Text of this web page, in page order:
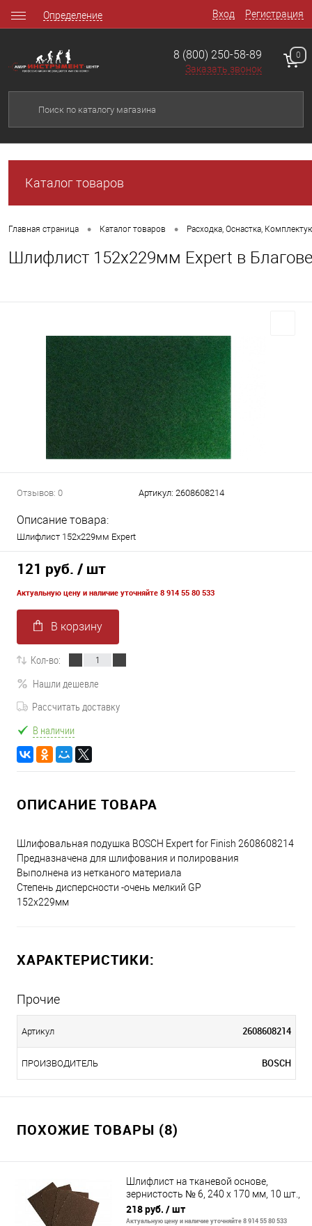
Вход Регистрация
Определение
8 (800) 250-58-89
Заказать звонок
0
Каталог товаров
Главная страница • Каталог товаров • Расходка, Оснастка,
Шлифлист 152х229мм Expert в
Отзывов: 0 Артикул: 2608608214
Описание товара:
Шлифлист 152х229мм Expert
121 руб. / шт
Актуальную цену и наличие уточняйте 8 914 55 80 533
В корзину
Кол-во:
Нашли дешевле
Рассчитать доставку
В наличии
ОПИСАНИЕ ТОВАРА
Шлифовальная подушка BOSCH Expert for Finish 2608608214
Предназначена для шлифования и полирования
Выполнена из нетканого материала
Степень дисперсности -очень мелкий GP
152х229мм
ХАРАКТЕРИСТИКИ:
Прочие
Артикул 2608608214
ПРОИЗВОДИТЕЛЬ BOSCH
ПОХОЖИЕ ТОВАРЫ (8)
Шлифлист на тканевой основе,
зернистость № 6, 240 х 170 мм, 10 шт.,
водостойкий (БАЗ)// Россия
218 руб. / шт
Актуальную цену и наличие уточняйте 8 914 55 80 533